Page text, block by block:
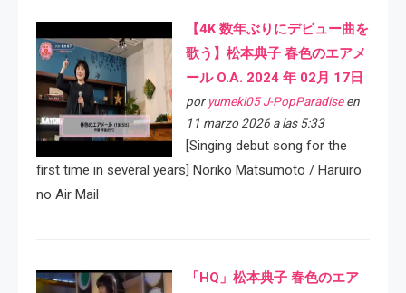
【4K 数年ぶりにデビュー曲を
歌う】松本典子 春色のエアメ
ール O.A. 2024 年 02月 17日
por yumeki05 J-PopParadiseen
11 marzo 2026 a las 5:33
[Singing debut song for the
first time in several years] Noriko Matsumoto / Haruiro
no Air Mail
「HQ」松本典子 春色のエア